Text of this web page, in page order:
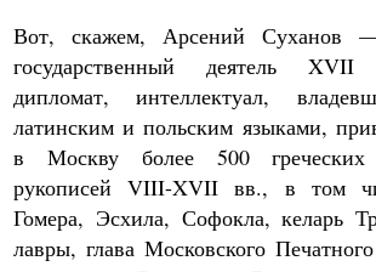
Вот, скажем, Арсений Суханов
государственный деятель
дипломат, интеллектуал,
латинским и польским языками,
в Москву более 500 греческих
рукописей VIII-XVII вв., в том
Гомера, Эсхила, Софокла, келарь
лавры, глава Московского